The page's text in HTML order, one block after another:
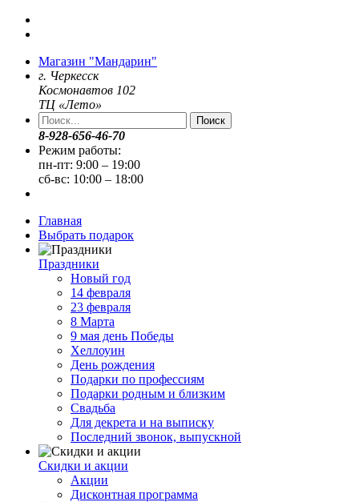
Магазин "Мандарин"
г. Черкесск
Космонавтов 102
ТЦ «Лето»
Поиск
8-928-656-46-70
Режим работы:
пн-пт: 9:00 – 19:00
сб-вс: 10:00 – 18:00
Главная
Выбрать подарок
Праздники
Новый год
14 февраля
23 февраля
8 Марта
9 мая день Победы
Хеллоуин
День рождения
Подарки по профессиям
Подарки родным и близким
Свадьба
Для декрета и на выписку
Последний звонок, выпускной
Скидки и акции
Акции
Дисконтная программа